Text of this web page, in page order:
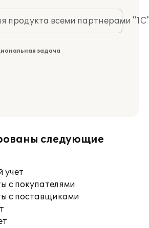
продукта всеми партнерами
задача
следующие
учет
с покупателями
с поставщиками